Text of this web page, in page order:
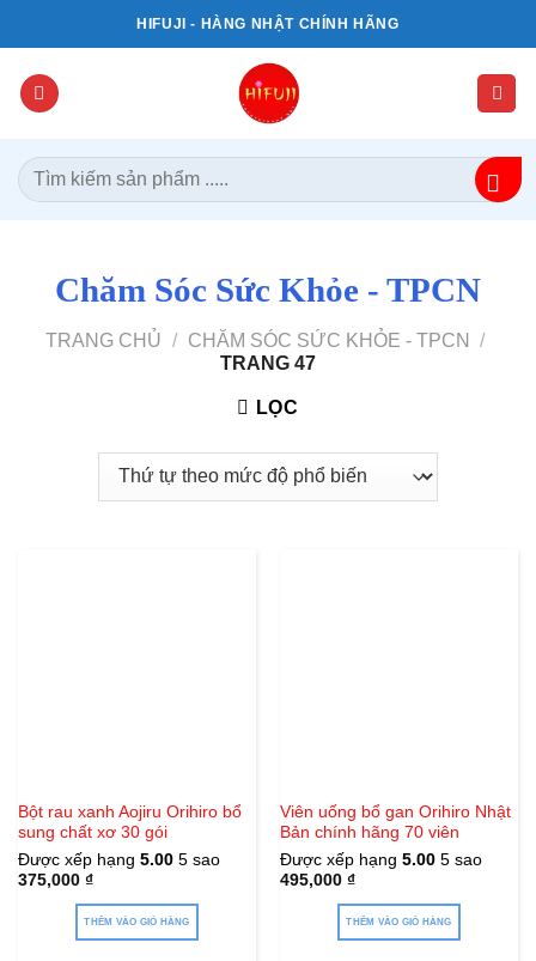
qua
dung
HIFUJI - HÀNG NHẬT CHÍNH HÃNG
Tìm
kiếm:
Chăm Sóc Sức Khỏe - TPCN
TRANG CHỦ / CHĂM SÓC SỨC KHỎE - TPCN
/
TRANG 47
LỌC
Bột rau xanh Aojiru Orihiro bổ
sung chất xơ 30 gói
Được xếp hạng 5.005 sao
375,000 ₫
THÊM VÀO GIỎ HÀNG
Viên uống bổ gan Orihiro Nhật
Bản chính hãng 70 viên
Được xếp hạng 5.005 sao
495,000 ₫
THÊM VÀO GIỎ HÀNG